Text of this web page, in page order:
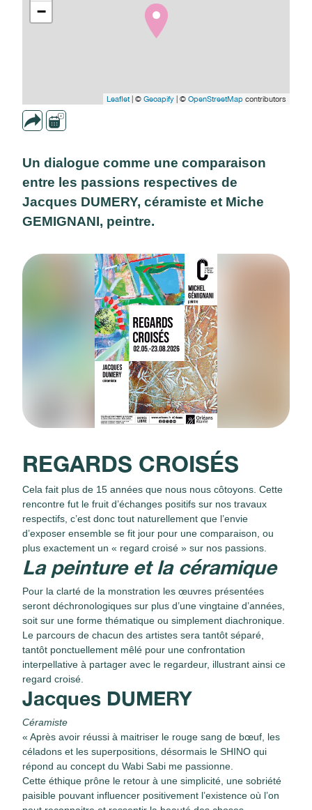
−
Leaflet| © Geoapify | © OpenStreetMap contributors
Un dialogue comme une comparaison
entre les passions respectives de
Jacques DUMERY, céramiste et Miche
GEMIGNANI, peintre.
REGARDS CROISÉS
Cela fait plus de 15 années que nous nous côtoyons. Cette
rencontre fut le fruit d’échanges positifs sur nos travaux
respectifs, c’est donc tout naturellement que l’envie
d’exposer ensemble se fit jour pour une comparaison, ou
plus exactement un « regard croisé » sur nos passions.
La peinture et la céramique
Pour la clarté de la monstration les œuvres présentées
seront déchronologiques sur plus d’une vingtaine d’années,
soit sur une forme thématique ou simplement diachronique.
Le parcours de chacun des artistes sera tantôt séparé,
tantôt ponctuellement mêlé pour une confrontation
interpellative à partager avec le regardeur, illustrant ainsi ce
regard croisé.
Jacques DUMERY
Céramiste
« Après avoir réussi à maitriser le rouge sang de bœuf, les
céladons et les superpositions, désormais le SHINO qui
répond au concept du Wabi Sabi me passionne.
Cette éthique prône le retour à une simplicité, une sobriété
paisible pouvant influencer positivement l’existence où l’on